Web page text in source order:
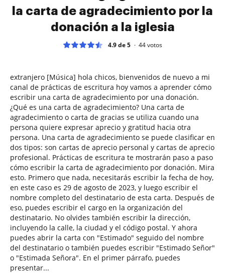
la carta de agradecimiento por la
donación a la iglesia
4.9 de 5 44votos
extranjero [Música] hola chicos, bienvenidos de nuevo a mi
canal de prácticas de escritura hoy vamos a aprender cómo
escribir una carta de agradecimiento por una donación.
¿Qué es una carta de agradecimiento? Una carta de
agradecimiento o carta de gracias se utiliza cuando una
persona quiere expresar aprecio y gratitud hacia otra
persona. Una carta de agradecimiento se puede clasificar en
dos tipos: son cartas de aprecio personal y cartas de aprecio
profesional. Prácticas de escritura te mostrarán paso a paso
cómo escribir la carta de agradecimiento por donación. Mira
esto. Primero que nada, necesitarás escribir la fecha de hoy,
en este caso es 29 de agosto de 2023, y luego escribir el
nombre completo del destinatario de esta carta. Después de
eso, puedes escribir el cargo en la organización del
destinatario. No olvides también escribir la dirección,
incluyendo la calle, la ciudad y el código postal. Y ahora
puedes abrir la carta con "Estimado" seguido del nombre
del destinatario o también puedes escribir "Estimado Señor"
o "Estimada Señora". En el primer párrafo, puedes
presentar...